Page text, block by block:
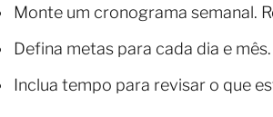
Monte um cronograma semanal.
Defina metas para cada dia e
Inclua tempo para revisar o que